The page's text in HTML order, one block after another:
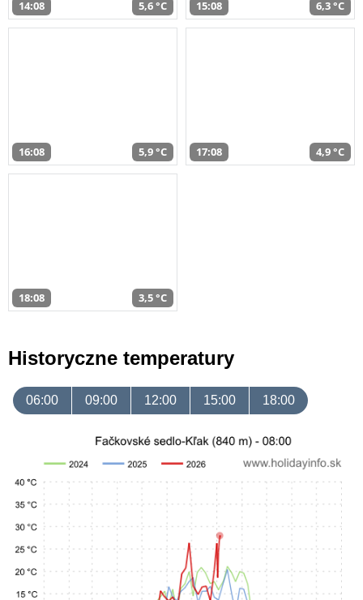
14:08 5,6 °C 15:08 6,3 °C
16:08 5,9 °C 17:08 4,9 °C
18:08 3,5 °C
Historyczne temperatury
06:00 09:00 12:00 15:00 18:00